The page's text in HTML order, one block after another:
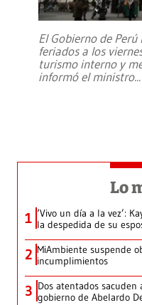
El Gobierno de
feriados a los
turismo interno y
informó el ministro...
Lo
1 ‘Vivo un día a la vez’:
la despedida de su
2 MiAmbiente suspende
incumplimientos
3 Dos atentados
gobierno de Abelardo